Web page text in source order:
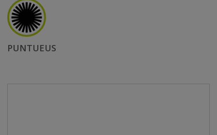
PUNTUEUS